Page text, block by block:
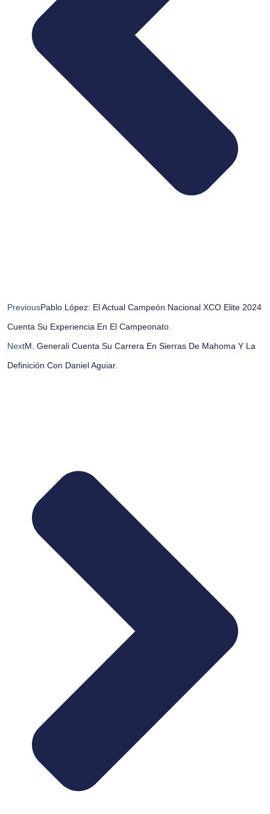
PreviousPablo López: El Actual Campeón Nacional XCO Elite 2024
Cuenta Su Experiencia En El Campeonato.
NextM. Generali Cuenta Su Carrera En Sierras De Mahoma Y La
Definición Con Daniel Aguiar.